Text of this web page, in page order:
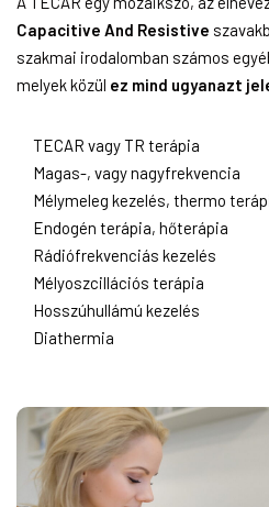
Capacitive And Resistive
szakmai irodalomban számos
melyek közül ez mind ugyanazt
TECAR vagy TR terápia
Magas-, vagy nagyfrekvencia
Mélymeleg kezelés, thermo
Endogén terápia, hőterápia
Rádiófrekvenciás kezelés
Mélyoszcillációs terápia
Hosszúhullámú kezelés
Diathermia